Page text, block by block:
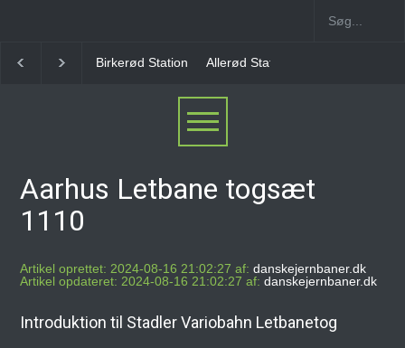
Allerød Station Favrholm Station
Aarhus Letbane togsæt
1110
Artikel oprettet: 2024-08-16 21:02:27 af: danskejernbaner.dk
Artikel opdateret: 2024-08-16 21:02:27 af: danskejernbaner.dk
Introduktion til Stadler Variobahn Letbanetog